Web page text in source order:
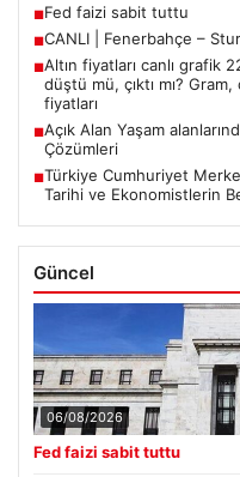
■Fed faizi sabit tuttu
■CANLI | Fenerbahçe –
■Altın fiyatları canlı grafik
düştü mü, çıktı mı?
fiyatları
■Açık Alan Yaşam
Çözümleri
■Türkiye Cumhuriyet
Tarihi ve Ekonomistlerin
Güncel
06/08/2026
Fed faizi sabit tuttu